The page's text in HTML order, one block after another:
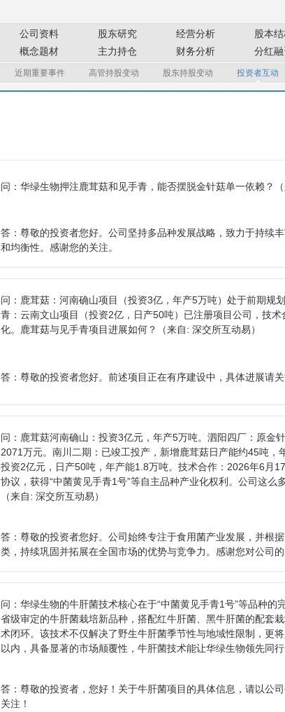
公司资料 股东研究 经营分析 股本
概念题材 主力持仓 财务分析 分红融
近期重要事件 高管持股变动 股东持股变动 投资者互动
问： 华绿生物押注鹿茸菇和见手青，能否摆脱金针菇单一依赖？
答： 尊敬的投资者您好。公司坚持多品种发展战略，致力于持续
和均衡性。感谢您的关注。
问： 鹿茸菇：河南确山项目（投资3亿，年产5万吨）处于前期规
青：云南文山项目（投资2亿，日产50吨）已注册项目公司，技
化。鹿茸菇与见手青项目进展如何？
（来自: 深交所互动易）
答： 尊敬的投资者您好。前述项目正在有序建设中，具体进展请
问： 鹿茸菇河南确山：投资3亿元，年产5万吨。泗阳四厂：原金
2071万元。南川二期：已竣工投产，新增鹿茸菇日产能约45吨，
投资2亿元，日产50吨，年产能1.8万吨。技术合作：2026年6月
协议，获得“中菌黄见手青1号”等自主品种产业化权利。公司这么
（来自: 深交所互动易）
答： 尊敬的投资者您好。公司始终专注于食用菌产业发展，并根
类，持续巩固并拓展在全国市场的优势与竞争力。感谢您对公司的
问： 华绿生物的牛肝菌技术核心在于“中菌黄见手青1号”等品种的
省级审定的牛肝菌栽培新品种，搭配红牛肝菌、黑牛肝菌的配套
术闭环。该技术不仅解决了野生牛肝菌季节性与地域性限制，更
以内，具备显著的市场颠覆性，牛肝菌技术能让华绿生物领先同行
答： 尊敬的投资者，您好！关于牛肝菌项目的具体信息，请以公
关注！